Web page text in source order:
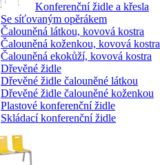
Konferenční židle a křesla
Se síťovaným opěrákem
Čalouněná látkou, kovová kostra
Čalouněná koženkou, kovová kostra
Čalouněná ekokůží, kovová kostra
Dřevěné židle
Dřevěné židle čalouněné látkou
Dřevěné židle čalouněné koženkou
Plastové konferenční židle
Skládací konferenční židle